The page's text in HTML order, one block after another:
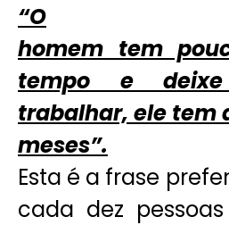
“O
homem tem
tempo e
trabalhar, ele tem
meses”.
Esta é a frase
cada dez